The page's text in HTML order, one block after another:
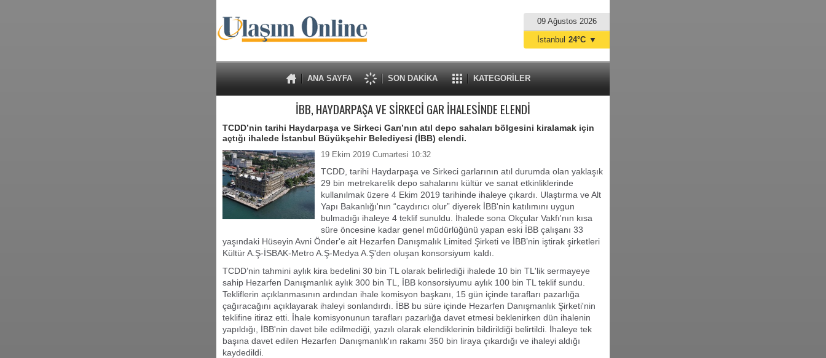
09 Ağustos 2026
ANA SAYFA SON DAKİKA KATEGORİLER
İstanbul 24°C ▼
İBB, HAYDARPAŞA VE SİRKECİ GAR İHALESİNDE ELENDİ
TCDD’nin tarihi Haydarpaşa ve Sirkeci Garı’nın atıl depo sahaları bölgesini kiralamak için
açtığı ihalede İstanbul Büyükşehir Belediyesi (İBB) elendi.
19 Ekim 2019 Cumartesi 10:32
TCDD, tarihi Haydarpaşa ve Sirkeci garlarının atıl durumda olan yaklaşık
29 bin metrekarelik depo sahalarını kültür ve sanat etkinliklerinde
kullanılmak üzere 4 Ekim 2019 tarihinde ihaleye çıkardı. Ulaştırma ve Alt
Yapı Bakanlığı'nın “caydırıcı olur” diyerek İBB'nin katılımını uygun
bulmadığı ihaleye 4 teklif sunuldu. İhalede sona Okçular Vakfı'nın kısa
süre öncesine kadar genel müdürlüğünü yapan eski İBB çalışanı 33
yaşındaki Hüseyin Avni Önder'e ait Hezarfen Danışmalık Limited Şirketi ve İBB’nin iştirak şirketleri
Kültür A.Ş-İSBAK-Metro A.Ş-Medya A.Ş'den oluşan konsorsiyum kaldı.
TCDD’nin tahmini aylık kira bedelini 30 bin TL olarak belirlediği ihalede 10 bin TL'lik sermayeye
sahip Hezarfen Danışmanlık aylık 300 bin TL, İBB konsorsiyumu aylık 100 bin TL teklif sundu.
Tekliflerin açıklanmasının ardından ihale komisyon başkanı, 15 gün içinde tarafları pazarlığa
çağıracağını açıklayarak ihaleyi sonlandırdı. İBB bu süre içinde Hezarfen Danışmanlık Şirketi'nin
teklifine itiraz etti. İhale komisyonunun tarafları pazarlığa davet etmesi beklenirken dün ihalenin
yapıldığı, İBB'nin davet bile edilmediği, yazılı olarak elendiklerinin bildirildiği belirtildi. İhaleye tek
başına davet edilen Hezarfen Danışmanlık'ın rakamı 350 bin liraya çıkardığı ve ihaleyi aldığı
kaydedildi.